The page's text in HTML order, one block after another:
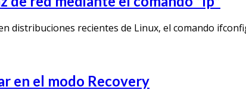
distribuciones recientes de Linux, el comando
en el modo Recovery